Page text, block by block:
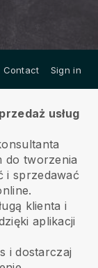
Contact Sign in
usług
do tworzenia
i sprzedawać
klienta i
aplikacji
i dostarczaj